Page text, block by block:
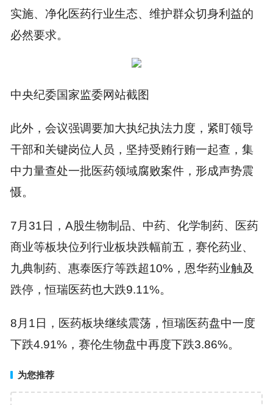
实施、净化医药行业生态、维护群众切身利益的
必然要求。
中央纪委国家监委网站截图
此外，会议强调要加大执纪执法力度，紧盯领导
干部和关键岗位人员，坚持受贿行贿一起查，集
中力量查处一批医药领域腐败案件，形成声势震
慑。
7月31日，A股生物制品、中药、化学制药、医药
商业等板块位列行业板块跌幅前五，赛伦药业、
九典制药、惠泰医疗等跌超10%，恩华药业触及
跌停，恒瑞医药也大跌9.11%。
8月1日，医药板块继续震荡，恒瑞医药盘中一度
下跌4.91%，赛伦生物盘中再度下跌3.86%。
为您推荐